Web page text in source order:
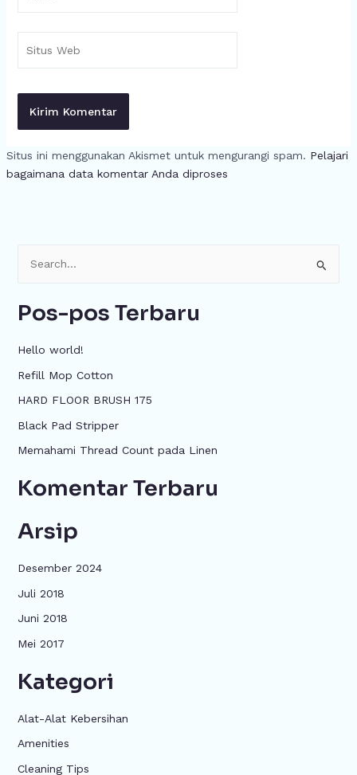
Web
Situs ini menggunakan Akismet untuk mengurangi spam. Pelajari
bagaimana data komentar Anda diproses
u
n
t
u
k
Pos-pos Terbaru
Hello world!
Refill Mop Cotton
HARD FLOOR BRUSH 175
Black Pad Stripper
Memahami Thread Count pada Linen
Komentar Terbaru
Arsip
Desember 2024
Juli 2018
Juni 2018
Mei 2017
Kategori
Alat-Alat Kebersihan
Amenities
Cleaning Tips